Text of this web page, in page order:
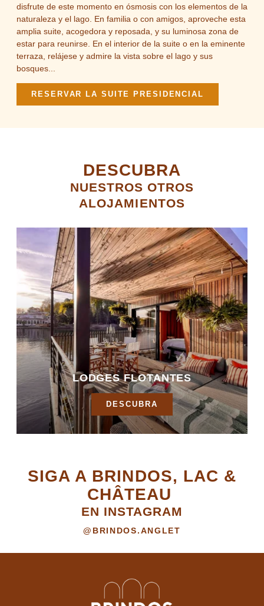
disfrute de este momento en ósmosis con los elementos de la
naturaleza y el lago. En familia o con amigos, aproveche esta
amplia suite, acogedora y reposada, y su luminosa zona de
estar para reunirse. En el interior de la suite o en la eminente
terraza, relájese y admire la vista sobre el lago y sus
bosques...
RESERVAR LA SUITE PRESIDENCIAL
DESCUBRA
NUESTROS OTROS
ALOJAMIENTOS
LODGES FLOTANTES
DESCUBRA
SIGA A BRINDOS, LAC &
CHÂTEAU
EN INSTAGRAM
@BRINDOS.ANGLET